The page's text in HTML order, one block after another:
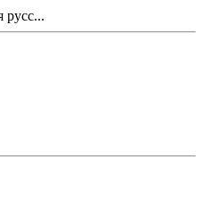
русс...